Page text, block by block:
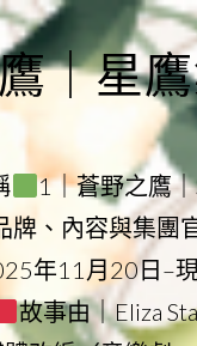
｜星鷹
1｜蒼野之鷹
牌、內容與集團
年11月20日–
故事由｜Eliza